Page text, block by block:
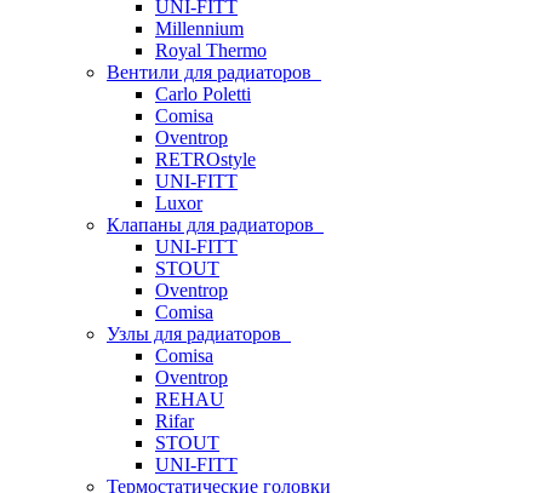
UNI-FITT
Millennium
Royal Thermo
Вентили для радиаторов
Carlo Poletti
Comisa
Oventrop
RETROstyle
UNI-FITT
Luxor
Клапаны для радиаторов
UNI-FITT
STOUT
Oventrop
Comisa
Узлы для радиаторов
Comisa
Oventrop
REHAU
Rifar
STOUT
UNI-FITT
Термостатические головки